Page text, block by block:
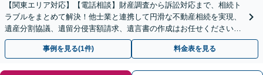
【関東エリア対応】【電話相談】財産調査から訴訟対応まで、相続ト
ラブルをまとめて解決！他士業と連携して円滑な不動産相続を実現、
遺産分割協議、遺留分侵害額請求、遺言書の作成はお任せください。
明確な料金体系【オンライン面談可能】
事例を見る(1件) 料金表を見る